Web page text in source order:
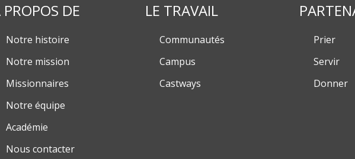
PROPOS DE
Notre histoire
Notre mission
Missionnaires
Notre équipe
Académie
Nous contacter
LE TRAVAIL
Communautés
Campus
Castways
Prier
Servir
Donner